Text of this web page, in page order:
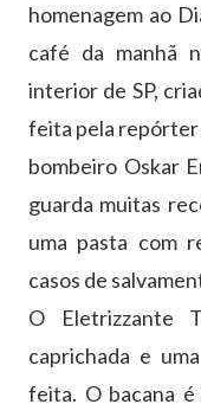
homenagem ao
café da manhã
interior de SP,
feita pela repórter
bombeiro Oskar
guarda muitas
uma pasta com
casos de
O Eletrizzante
caprichada e
feita. O bacana